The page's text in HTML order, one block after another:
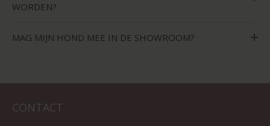
WORDEN?
MAG MIJN HOND MEE IN DE SHOWROOM?
CONTACT